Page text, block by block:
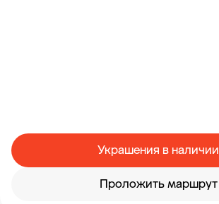
Украшения в наличии
Проложить маршрут